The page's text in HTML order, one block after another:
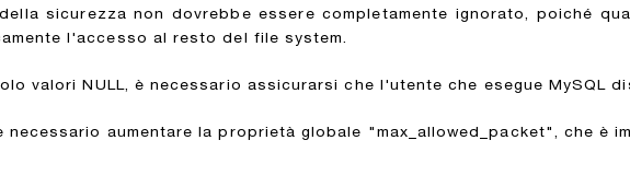
sicurezza non dovrebbe essere completamente ignorato, poiché
l'accesso al resto del file system.
valori NULL, è necessario assicurarsi che l'utente che esegue MySQL
aumentare la proprietà globale "max_allowed_packet", che è